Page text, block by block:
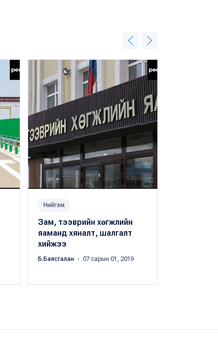
Нийгэм
Зам, тээврийн хөгжлийн
яаманд хяналт, шалгалт
хийжээ
Б.Баясгалан ・ 07 сарын 01, 2019